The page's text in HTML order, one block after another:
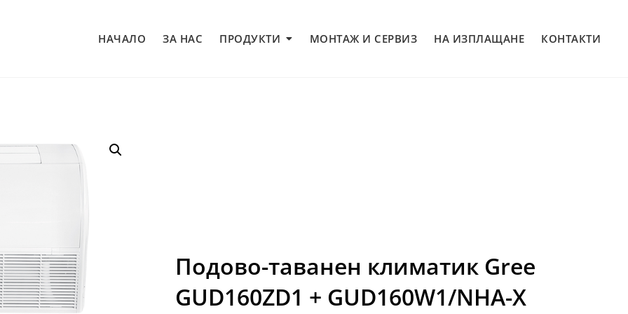
НАЧАЛО ЗА НАС ПРОДУКТИ МОНТАЖ И СЕРВИЗ НА ИЗПЛАЩАНЕ КОНТАКТИ
Подово-таванен климатик Gree
GUD160ZD1 + GUD160W1/NHA-X